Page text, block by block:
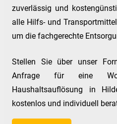
zuverlässig und
alle Hilfs- und
um die fachgerechte
Stellen Sie über unser
Anfrage für eine
Haushaltsauflösung in
kostenlos und individuell